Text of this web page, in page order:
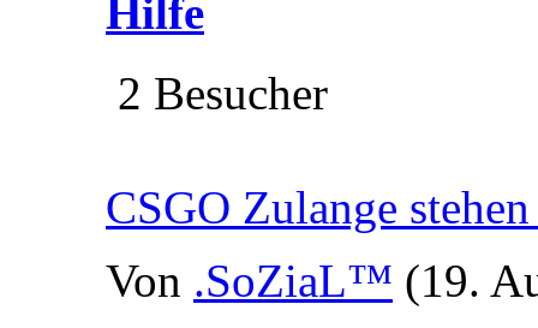
Hilfe
2 Besucher
CSGO Zulange
Von .SoZiaL™ (19.